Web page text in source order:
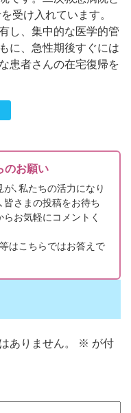
受け入れています。
し、集中的な医学的管
に、急性期後すぐには
患者さんの在宅復帰を
のお願い
､私たちの活力になり
皆さまの投稿をお待ち
お気軽にコメントく
はこちらではお答えで
ありません。 ※ が付